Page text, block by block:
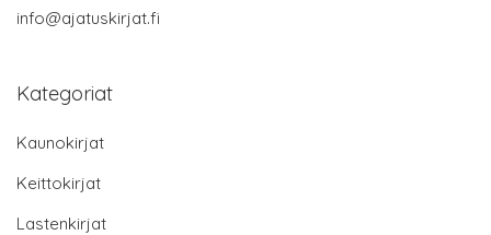
info@ajatuskirjat.fi
Kategoriat
Kaunokirjat
Keittokirjat
Lastenkirjat